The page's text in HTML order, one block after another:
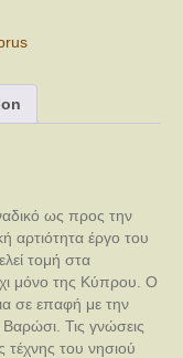
ως προς την
αρτιότητα έργο του
τομή στα
μόνο της Κύπρου. Ο
σε επαφή με την
Τις γνώσεις
τέχνης του νησιού